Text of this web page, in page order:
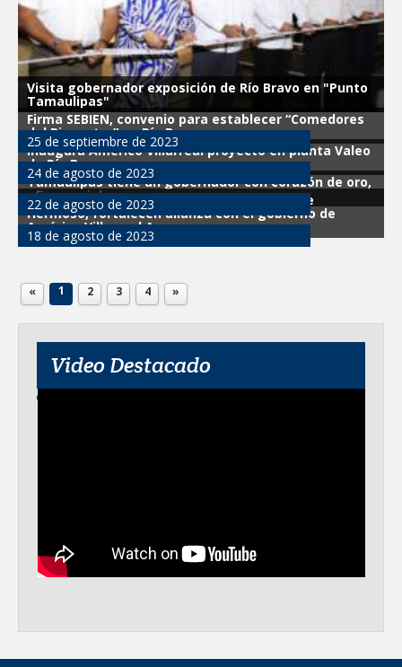
Visita gobernador exposición de Río Bravo en "Punto
Tamaulipas"
25 de septiembre de 2023
Firma SEBIEN, convenio para establecer “Comedores
del Bienestar” en Río Bravo
24 de agosto de 2023
Inaugura Américo Villarreal proyecto en planta Valeo
de Río Bravo
22 de agosto de 2023
Tamaulipas tiene un gobernador con corazón de oro,
afirman riobravenses
18 de agosto de 2023
Sindicatos de la maquila en Río Bravo y Valle
Hermoso, fortalecen alianza con el gobierno de
Américo Villarreal Anaya
« 1 2 3 4 »
Video Destacado